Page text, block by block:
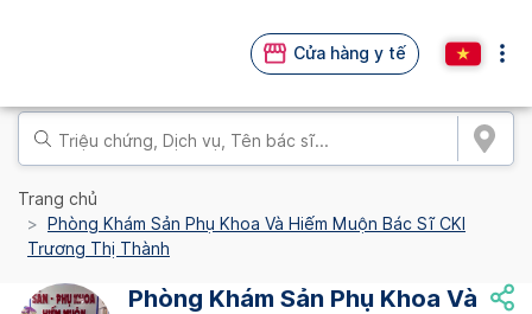
Cửa hàng y tế
Trang chủ
Phòng Khám Sản Phụ Khoa Và Hiếm Muộn Bác Sĩ CKI
Trương Thị Thành
Phòng Khám Sản Phụ Khoa Và